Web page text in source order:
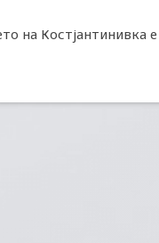
на Костјантинивка